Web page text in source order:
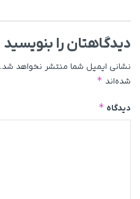
دیدگاهتان را بنویسید
نشانی ایمیل شما منتشر نخواهد شد.
شده‌اند *
دیدگاه *